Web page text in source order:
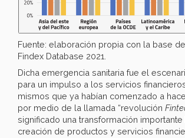
Fuente: elaboración propia con la base
Findex Database 2021.
Dicha emergencia sanitaria fue el
para un impulso a los servicios
mismos que ya habían comenzado a
por medio de la llamada “revolución
significado una transformación importante
creación de productos y servicios